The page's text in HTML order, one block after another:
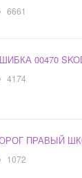
6661
00470
4174
ПРАВЫЙ
1072